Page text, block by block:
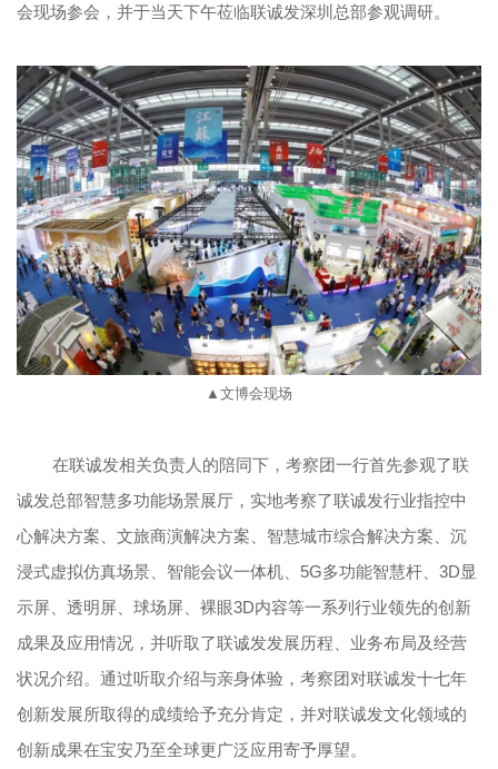
会现场参会，并于当天下午莅临联诚发深圳总部参观调研。
▲文博会现场
在联诚发相关负责人的陪同下，考察团一行首先参观了联
诚发总部智慧多功能场景展厅，实地考察了联诚发行业指控中
心解决方案、文旅商演解决方案、智慧城市综合解决方案、沉
浸式虚拟仿真场景、智能会议一体机、5G多功能智慧杆、3D显
示屏、透明屏、球场屏、裸眼3D内容等一系列行业领先的创新
成果及应用情况，并听取了联诚发发展历程、业务布局及经营
状况介绍。通过听取介绍与亲身体验，考察团对联诚发十七年
创新发展所取得的成绩给予充分肯定，并对联诚发文化领域的
创新成果在宝安乃至全球更广泛应用寄予厚望。